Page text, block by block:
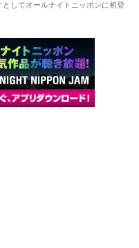
としてオールナイトニッポンに初登